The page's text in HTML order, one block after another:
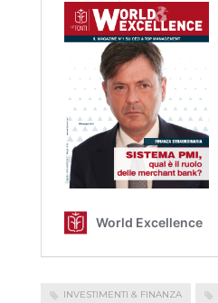
INVESTIMENTI & FINANZA